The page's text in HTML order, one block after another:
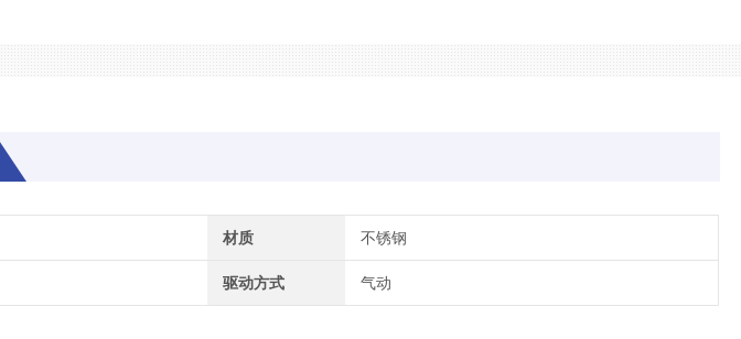
材质 不锈钢
驱动方式 气动